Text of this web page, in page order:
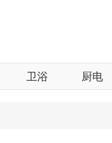
卫浴 厨电